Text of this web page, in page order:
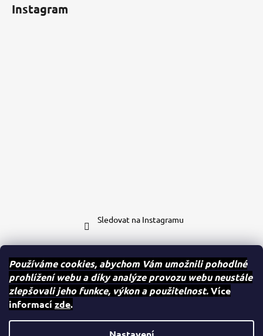
Používáme cookies, abychom Vám umožnili pohodlné
prohlížení webu a díky analýze provozu webu neustále
zlepšovali jeho funkce, výkon a použitelnost.Více
informací zde.
Instagram
Sledovat na Instagramu
Kontakt
eshop@case-mates.cz
+420 604 280 091
Case.mates
case.mates